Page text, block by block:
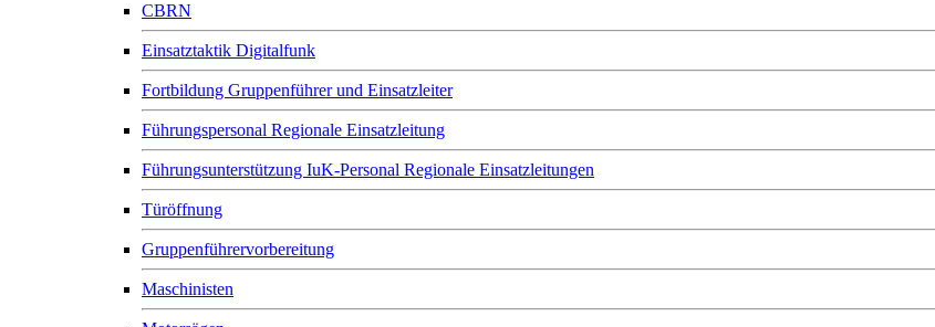
CBRN
Einsatztaktik Digitalfunk
Fortbildung Gruppenführer und Einsatzleiter
Führungspersonal Regionale Einsatzleitung
Führungsunterstützung IuK-Personal Regionale Einsatzleitungen
Türöffnung
Gruppenführervorbereitung
Maschinisten